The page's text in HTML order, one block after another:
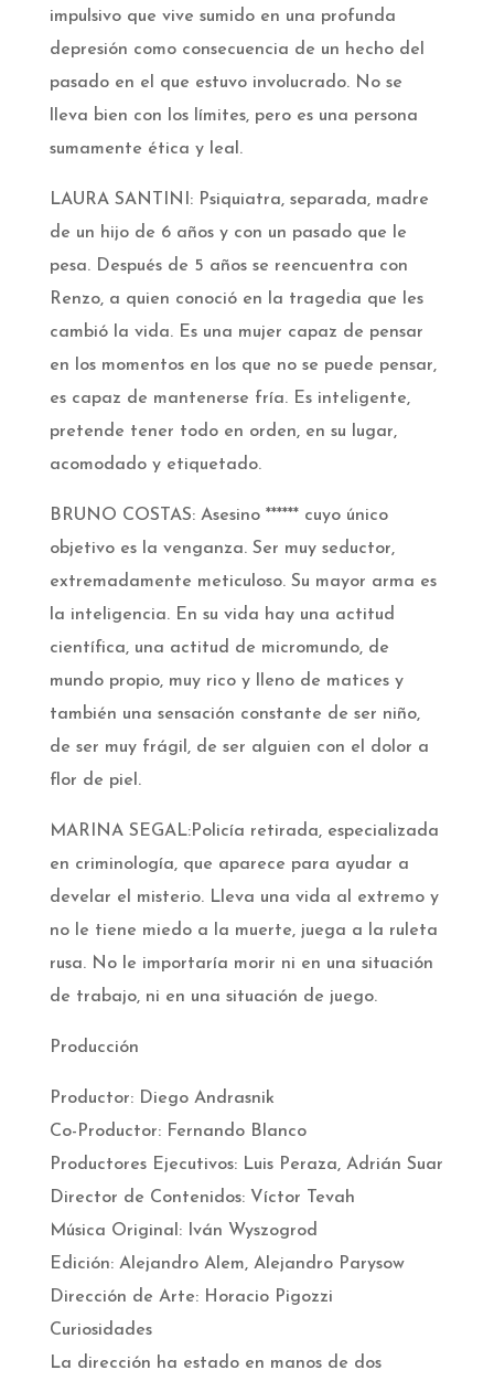
impulsivo que vive sumido en una profunda
depresión como consecuencia de un hecho del
pasado en el que estuvo involucrado. No se
lleva bien con los límites, pero es una persona
sumamente ética y leal.
LAURA SANTINI: Psiquiatra, separada, madre
de un hijo de 6 años y con un pasado que le
pesa. Después de 5 años se reencuentra con
Renzo, a quien conoció en la tragedia que les
cambió la vida. Es una mujer capaz de pensar
en los momentos en los que no se puede pensar,
es capaz de mantenerse fría. Es inteligente,
pretende tener todo en orden, en su lugar,
acomodado y etiquetado.
BRUNO COSTAS: Asesino ****** cuyo único
objetivo es la venganza. Ser muy seductor,
extremadamente meticuloso. Su mayor arma es
la inteligencia. En su vida hay una actitud
científica, una actitud de micromundo, de
mundo propio, muy rico y lleno de matices y
también una sensación constante de ser niño,
de ser muy frágil, de ser alguien con el dolor a
flor de piel.
MARINA SEGAL:Policía retirada, especializada
en criminología, que aparece para ayudar a
develar el misterio. Lleva una vida al extremo y
no le tiene miedo a la muerte, juega a la ruleta
rusa. No le importaría morir ni en una situación
de trabajo, ni en una situación de juego.
Producción
Productor: Diego Andrasnik
Co-Productor: Fernando Blanco
Productores Ejecutivos: Luis Peraza, Adrián Suar
Director de Contenidos: Víctor Tevah
Música Original: Iván Wyszogrod
Edición: Alejandro Alem, Alejandro Parysow
Dirección de Arte: Horacio Pigozzi
Curiosidades
La dirección ha estado en manos de dos